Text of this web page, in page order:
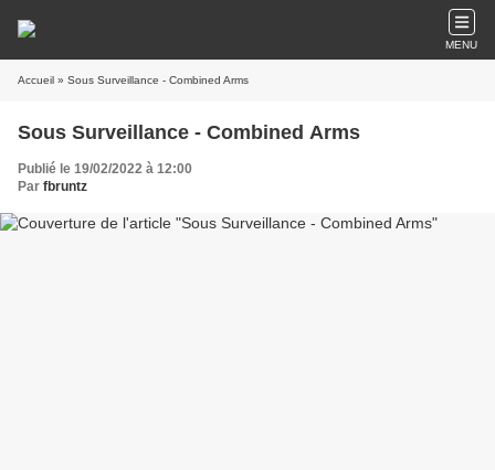
MENU
Accueil » Sous Surveillance - Combined Arms
Sous Surveillance - Combined Arms
Publié le 19/02/2022 à 12:00
Par fbruntz